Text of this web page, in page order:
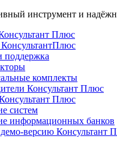
инструмент и
Плюс
поддержка
комплекты
Консультант Плюс
Плюс
систем
информационных банков
демо-версию Консультант